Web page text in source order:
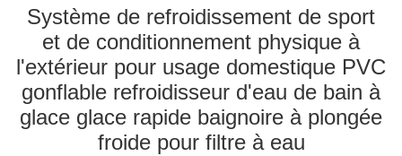
QUALITY
CONTROL
CONTACT
Système de refroidissement de sport
et de conditionnement physique à
l'extérieur pour usage domestique PVC
gonflable refroidisseur d'eau de bain à
glace glace rapide baignoire à plongée
froide pour filtre à eau